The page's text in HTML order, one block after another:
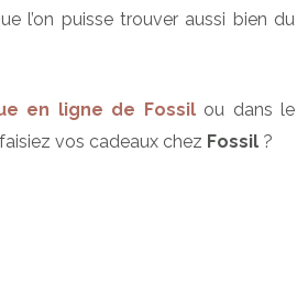
l’on puisse trouver aussi bien du
en ligne de Fossil ou dans le
vos cadeaux chez Fossil ?